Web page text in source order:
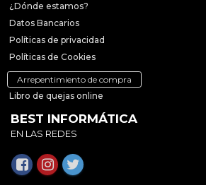
¿Dónde estamos?
Datos Bancarios
Políticas de privacidad
Políticas de Cookies
Arrepentimiento de compra
Libro de quejas online
BEST INFORMÁTICA
EN LAS REDES